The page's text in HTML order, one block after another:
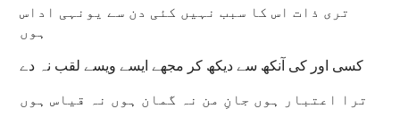
تری ذات اس کا سبب نہیں کئی دن سے یونہی اداس
ہوں
کسی اور کی آنکھ سے دیکھ کر مجھے ایسے ویسے لقب نہ دے
ترا اعتبار ہوں جانِ من نہ گمان ہوں نہ قیاس ہوں